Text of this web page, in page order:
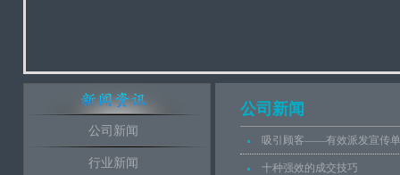
公司新闻
行业新闻
公司新闻
吸引顾客——有效派发宣传单
十种强效的成交技巧